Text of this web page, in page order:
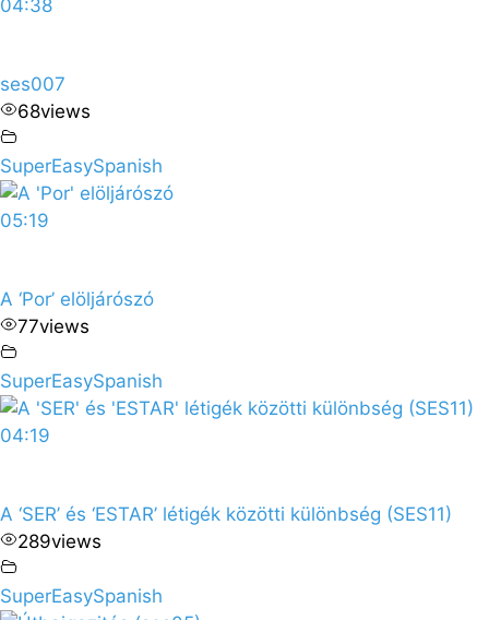
04:38
ses007
68views
SuperEasySpanish
05:19
A ‘Por’ elöljárószó
77views
SuperEasySpanish
04:19
A ‘SER’ és ‘ESTAR’ létigék közötti különbség (SES11)
289views
SuperEasySpanish